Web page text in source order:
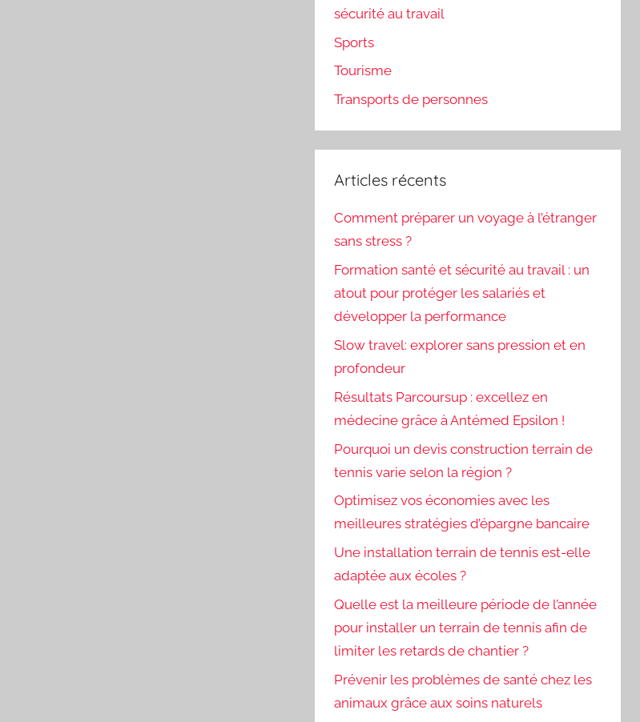
sécurité au travail
Sports
Tourisme
Transports de personnes
Articles récents
Comment préparer un voyage à l’étranger
sans stress ?
Formation santé et sécurité au travail : un
atout pour protéger les salariés et
développer la performance
Slow travel: explorer sans pression et en
profondeur
Résultats Parcoursup : excellez en
médecine grâce à Antémed Epsilon !
Pourquoi un devis construction terrain de
tennis varie selon la région ?
Optimisez vos économies avec les
meilleures stratégies d’épargne bancaire
Une installation terrain de tennis est-elle
adaptée aux écoles ?
Quelle est la meilleure période de l’année
pour installer un terrain de tennis afin de
limiter les retards de chantier ?
Prévenir les problèmes de santé chez les
animaux grâce aux soins naturels